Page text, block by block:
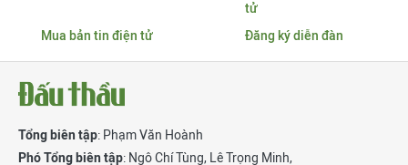
tử
Mua bản tin điện tử
Đăng ký diễn đàn
Tổng biên tập: Phạm Văn Hoành
Phó Tổng biên tập: Ngô Chí Tùng, Lê Trọng Minh,